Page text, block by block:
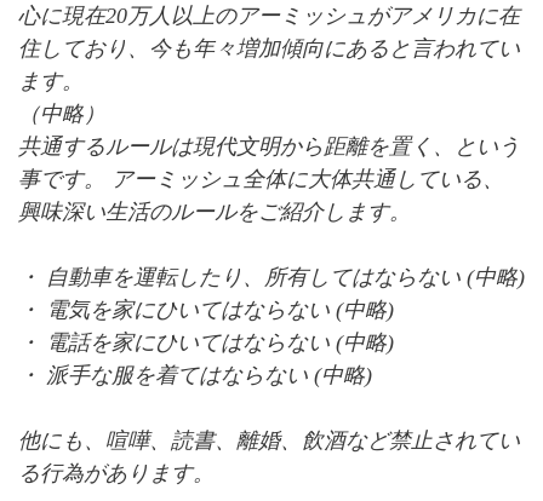
心に現在20万人以上のアーミッシュがアメリカに在
住しており、今も年々増加傾向にあると言われてい
ます。
（中略）
共通するルールは現代文明から距離を置く、という
事です。 アーミッシュ全体に大体共通している、
興味深い生活のルールをご紹介します。
・ 自動車を運転したり、所有してはならない (中略)
・ 電気を家にひいてはならない (中略)
・ 電話を家にひいてはならない (中略)
・ 派手な服を着てはならない (中略)
他にも、喧嘩、読書、離婚、飲酒など禁止されてい
る行為があります。